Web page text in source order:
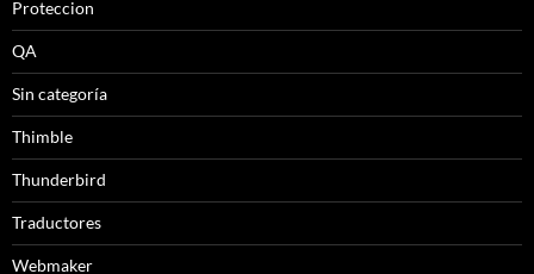
Proteccion
QA
Sin categoría
Thimble
Thunderbird
Traductores
Webmaker